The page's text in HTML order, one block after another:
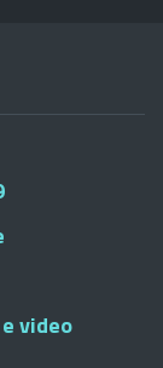
video